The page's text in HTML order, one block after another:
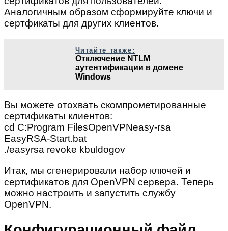
Аналогичным образом сформируйте ключи и
сертфикаты для других клиентов.
Читайте также:
Отключение NTLM
аутентификации в домене
Windows
Вы можете отохвать скомпрометированные
сертификаты клиентов:
cd C:Program FilesOpenVPNeasy-rsa
EasyRSA-Start.bat
./easyrsa revoke kbuldogov
Итак, мы сгенерировали набор ключей и
сертификатов для OpenVPN сервера. Теперь
можно настроить и запустить службу
OpenVPN.